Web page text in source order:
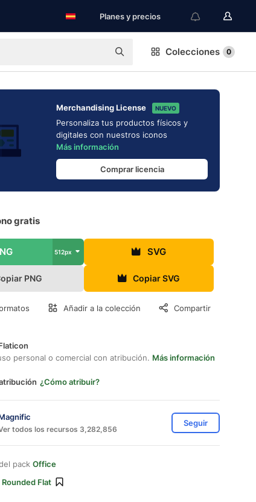
Planes y precios
Colecciones 0
Merchandising License NUEVO
Personaliza tus productos físicos y
digitales con nuestros iconos
Más información
Comprar licencia
gratis
512px SVG
PNG Copiar SVG
Añadir a la colección Compartir
personal o comercial con atribución. Más información
¿Cómo atribuir?
todos los recursos 3,282,856
Seguir
pack Office
Rounded Flat